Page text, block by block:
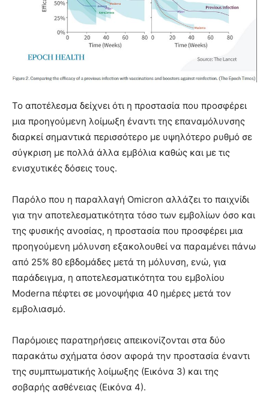
Το αποτέλεσμα δείχνει ότι η προστασία που προσφέρει
μια προηγούμενη λοίμωξη έναντι της επαναμόλυνσης
διαρκεί σημαντικά περισσότερο με υψηλότερο ρυθμό σε
σύγκριση με πολλά άλλα εμβόλια καθώς και με τις
ενισχυτικές δόσεις τους.
Παρόλο που η παραλλαγή Omicron αλλάζει το παιχνίδι
για την αποτελεσματικότητα τόσο των εμβολίων όσο και
της φυσικής ανοσίας, η προστασία που προσφέρει μια
προηγούμενη μόλυνση εξακολουθεί να παραμένει πάνω
από 25% 80 εβδομάδες μετά τη μόλυνση, ενώ, για
παράδειγμα, η αποτελεσματικότητα του εμβολίου
Moderna πέφτει σε μονοψήφια 40 ημέρες μετά τον
εμβολιασμό.
Παρόμοιες παρατηρήσεις απεικονίζονται στα δύο
παρακάτω σχήματα όσον αφορά την προστασία έναντι
της συμπτωματικής λοίμωξης (Εικόνα 3) και της
σοβαρής ασθένειας (Εικόνα 4).